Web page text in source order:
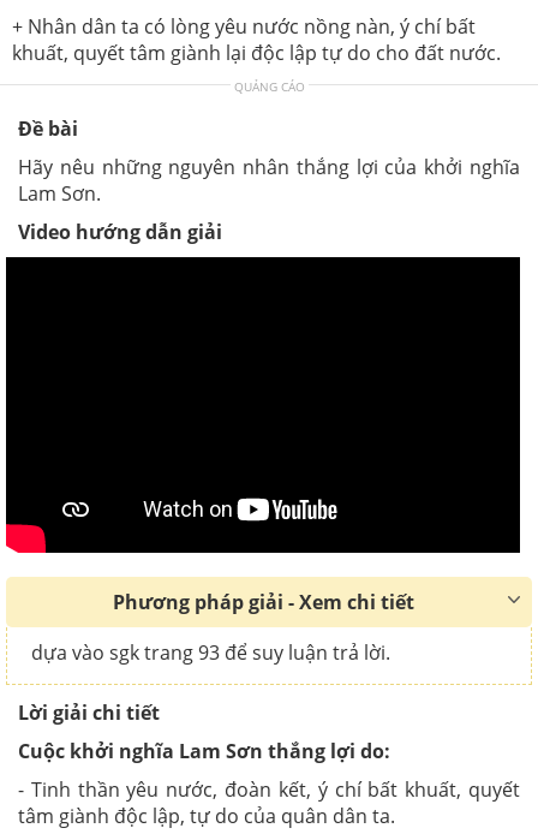
+ Nhân dân ta có lòng yêu nước nồng nàn, ý chí bất
khuất, quyết tâm giành lại độc lập tự do cho đất nước.
QUẢNG CÁO
Đề bài
Hãy nêu những nguyên nhân thắng lợi của khởi nghĩa
Lam Sơn.
Video hướng dẫn giải
Phương pháp giải - Xem chi tiết
dựa vào sgk trang 93 để suy luận trả lời.
Lời giải chi tiết
Cuộc khởi nghĩa Lam Sơn thắng lợi do:
- Tinh thần yêu nước, đoàn kết, ý chí bất khuất, quyết
tâm giành độc lập, tự do của quân dân ta.